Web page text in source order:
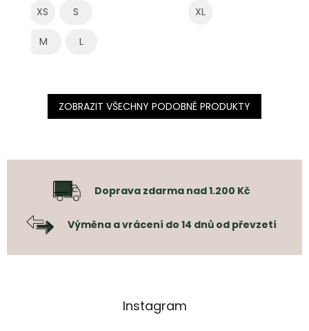
XS S
M L
XL
ZOBRAZIT VŠECHNY PODOBNÉ PRODUKTY
Doprava zdarma nad 1.200 Kč
Výměna a vrácení do 14 dnů od převzetí
Instagram